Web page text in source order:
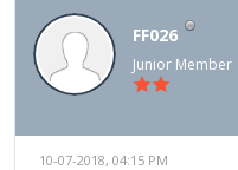
FF026
Junior Member
10-07-2018, 04:15 PM